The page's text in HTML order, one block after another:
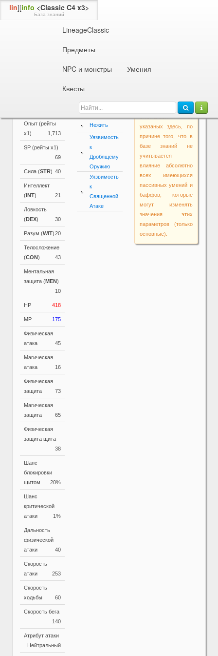
lin][info <Classic C4 x3>
База знаний
LineageClassic
Предметы
NPC и монстры
Умения
Квесты
Информация об NPC или монстре
Опыт (рейты
х1)
1,713
SP (рейты х1)
69
Сила (STR) 40
Интеллект
(INT) 21
Ловкость
(DEX) 30
Разум (WIT)20
Телосложение
(CON) 43
Ментальная
защита (MEN)
10
HP 418
MP 175
Физическая
атака
45
Магическая
атака
16
Физическая
защита
73
Магическая
защита
65
Физическая
защита щита
38
Шанс
блокировки
щитом
20%
Шанс
критической
атаки
1%
Дальность
физической
атаки
40
Скорость
атаки
253
Скорость
ходьбы
60
Скорость бега
140
Атрибут атаки
Нейтральный
Активные и
Атака
Тьмы
Нежить
Уязвимость
к
Дробящему
Оружию
Уязвимость
к
Священной
Атаке
игре могут
отличаться от
указаных здесь, по
причине того, что в
базе знаний не
учитывается
влияние абсолютно
всех имеющихся
пассивных умений и
баффов, которые
могут изменять
значения этих
параметров (только
основные).